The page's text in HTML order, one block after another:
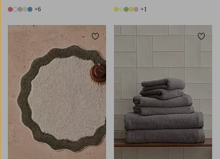
11 färger
+6
6 färger
+1
Lägg till i favoriter